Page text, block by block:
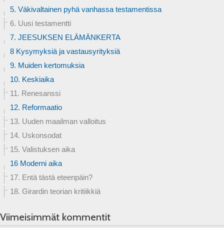
5. Väkivaltainen pyhä vanhassa testamentissa
6. Uusi testamentti
7. JEESUKSEN ELÄMÄNKERTA
8 Kysymyksiä ja vastausyrityksiä
9. Muiden kertomuksia
10. Keskiaika
11. Renesanssi
12. Reformaatio
13. Uuden maailman valloitus
14. Uskonsodat
15. Valistuksen aika
16 Moderni aika
17. Entä tästä eteenpäin?
18. Girardin teorian kritiikkiä
Viimeisimmät kommentit